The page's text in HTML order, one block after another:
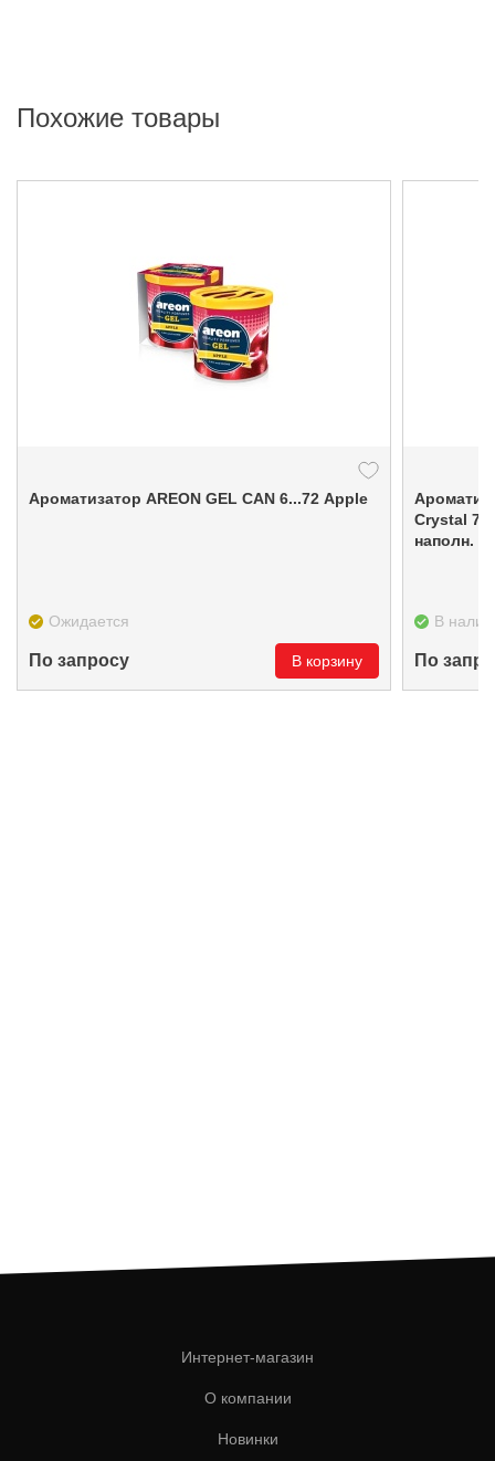
Похожие товары
Ароматизатор AREON GEL CAN 6...72 Apple
Ожидается
По запросу В корзину
Crystal 704-AKB-03 (AKB03) (как Екоша,
наполн.
В
По
Интернет-магазин
О компании
Новинки